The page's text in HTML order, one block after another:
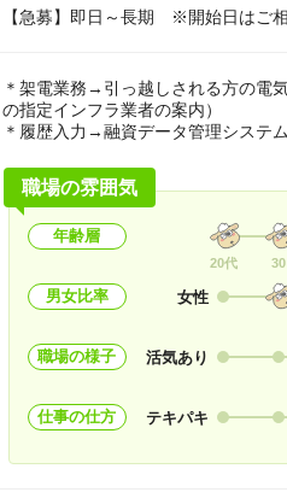
【急募】即日～長期 ※開始日はご相
＊架電業務→引っ越しされる方の電
の指定インフラ業者の案内）
＊履歴入力→融資データ管理システ
職場の雰囲気
年齢層
20代 30
男女比率 女性
職場の様子 活気あり
仕事の仕方 テキパキ